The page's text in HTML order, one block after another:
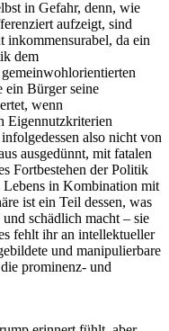
in Gefahr, denn, wie
aufzeigt, sind
inkommensurabel, da ein
dem
ein Bürger seine
wenn
Eigennutzkriterien
also nicht von
ausgedünnt, mit fatalen
Fortbestehen der Politik
Lebens in Kombination mit
ist ein Teil dessen, was
schädlich macht – sie
fehlt ihr an intellektueller
und manipulierbare
prominenz- und